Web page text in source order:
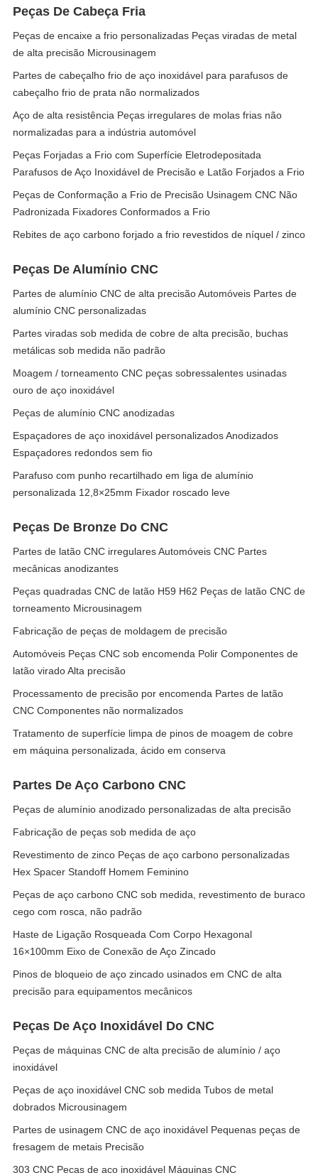
Peças De Cabeça Fria
Peças de encaixe a frio personalizadas Peças viradas de metal
de alta precisão Microusinagem
Partes de cabeçalho frio de aço inoxidável para parafusos de
cabeçalho frio de prata não normalizados
Aço de alta resistência Peças irregulares de molas frias não
normalizadas para a indústria automóvel
Peças Forjadas a Frio com Superfície Eletrodepositada
Parafusos de Aço Inoxidável de Precisão e Latão Forjados a Frio
Peças de Conformação a Frio de Precisão Usinagem CNC Não
Padronizada Fixadores Conformados a Frio
Rebites de aço carbono forjado a frio revestidos de níquel / zinco
Peças De Alumínio CNC
Partes de alumínio CNC de alta precisão Automóveis Partes de
alumínio CNC personalizadas
Partes viradas sob medida de cobre de alta precisão, buchas
metálicas sob medida não padrão
Moagem / torneamento CNC peças sobressalentes usinadas
ouro de aço inoxidável
Peças de alumínio CNC anodizadas
Espaçadores de aço inoxidável personalizados Anodizados
Espaçadores redondos sem fio
Parafuso com punho recartilhado em liga de alumínio
personalizada 12,8×25mm Fixador roscado leve
Peças De Bronze Do CNC
Partes de latão CNC irregulares Automóveis CNC Partes
mecânicas anodizantes
Peças quadradas CNC de latão H59 H62 Peças de latão CNC de
torneamento Microusinagem
Fabricação de peças de moldagem de precisão
Automóveis Peças CNC sob encomenda Polir Componentes de
latão virado Alta precisão
Processamento de precisão por encomenda Partes de latão
CNC Componentes não normalizados
Tratamento de superfície limpa de pinos de moagem de cobre
em máquina personalizada, ácido em conserva
Partes De Aço Carbono CNC
Peças de alumínio anodizado personalizadas de alta precisão
Fabricação de peças sob medida de aço
Revestimento de zinco Peças de aço carbono personalizadas
Hex Spacer Standoff Homem Feminino
Peças de aço carbono CNC sob medida, revestimento de buraco
cego com rosca, não padrão
Haste de Ligação Rosqueada Com Corpo Hexagonal
16×100mm Eixo de Conexão de Aço Zincado
Pinos de bloqueio de aço zincado usinados em CNC de alta
precisão para equipamentos mecânicos
Peças De Aço Inoxidável Do CNC
Peças de máquinas CNC de alta precisão de alumínio / aço
inoxidável
Peças de aço inoxidável CNC sob medida Tubos de metal
dobrados Microusinagem
Partes de usinagem CNC de aço inoxidável Pequenas peças de
fresagem de metais Precisão
303 CNC Peças de aço inoxidável Máquinas CNC